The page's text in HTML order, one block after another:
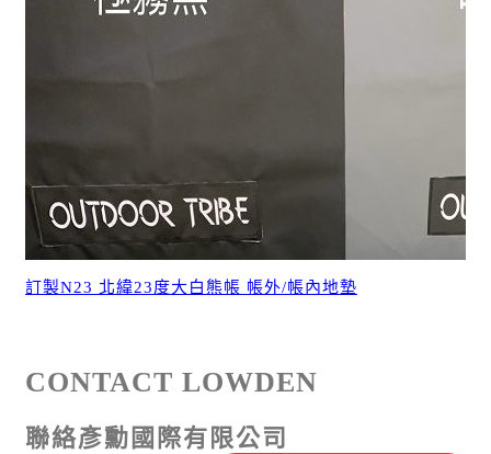
訂製N23 北緯23度大白熊帳 帳外/帳內地墊
CONTACT LOWDEN
聯絡彥勳國際有限公司